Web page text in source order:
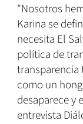
"Nosotros
Karina se
necesita El
política de
transparencia
como un
desaparece y
entrevista